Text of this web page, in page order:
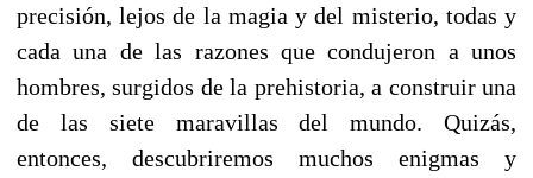
precisión, lejos de la magia y del misterio, todas y
cada una de las razones que condujeron a unos
hombres, surgidos de la prehistoria, a construir una
de las siete maravillas del mundo. Quizás,
entonces, descubriremos muchos enigmas y